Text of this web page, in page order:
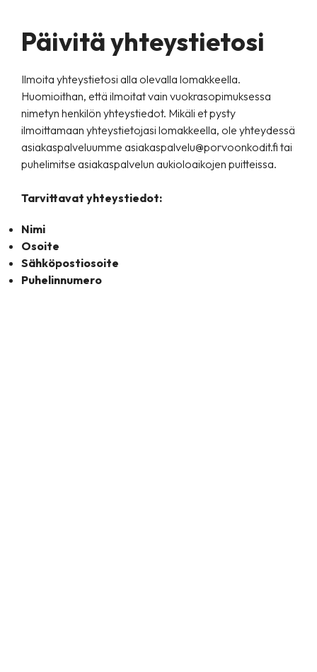
Päivitä yhteystietosi
Ilmoita yhteystietosi alla olevalla lomakkeella.
Huomioithan, että ilmoitat vain vuokrasopimuksessa
nimetyn henkilön yhteystiedot. Mikäli et pysty
ilmoittamaan yhteystietojasi lomakkeella, ole yhteydessä
asiakaspalveluumme asiakaspalvelu@porvoonkodit.fi tai
puhelimitse asiakaspalvelun aukioloaikojen puitteissa.
Tarvittavat yhteystiedot:
Nimi
Osoite
Sähköpostiosoite
Puhelinnumero